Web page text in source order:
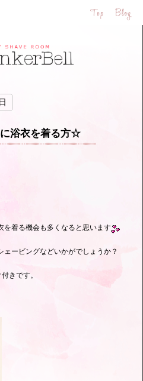
浴衣を着る方☆
を着る機会も多くなると思います
ービングなどいかがでしょうか？
きです。